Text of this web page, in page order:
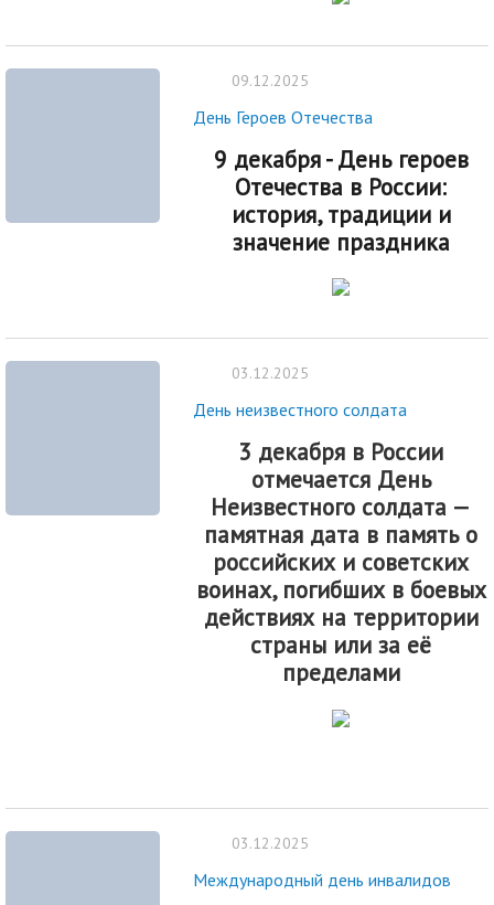
09.12.2025
День Героев Отечества
9 декабря - День героев
Отечества в России:
история, традиции и
значение праздника
03.12.2025
День неизвестного солдата
3 декабря в России
отмечается День
Неизвестного солдата —
памятная дата в память о
российских и советских
воинах, погибших в боевых
действиях на территории
страны или за её
пределами
03.12.2025
Международный день инвалидов